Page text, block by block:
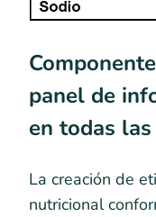
panel de
en todas
La creación de
nutricional